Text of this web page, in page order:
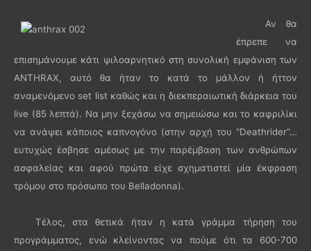
Αν θα
έπρεπε να
επισημάνουμε κάτι ψιλοαρνητικό στη συνολική εμφάνιση των
ANTHRAX, αυτό θα ήταν το κατά το μάλλον ή ήττον
αναμενόμενο set list καθώς και η διεκπεραιωτική διάρκεια του
live (85 λεπτά). Να μην ξεχάσω να σημειώσω και το καφριλίκι
να ανάψει κάποιος καπνογόνο (στην αρχή του “Deathrider”…
ευτυχώς έσβησε αμέσως με την παρέμβαση των ανθρώπων
ασφαλείας και αφού πρώτα είχε σχηματιστεί μία έκφραση
τρόμου στο πρόσωπο του Belladonna).
Τέλος, στα θετικά ήταν η κατά γράμμα τήρηση του
προγράμματος, ενώ κλείνοντας να πούμε ότι τα 600-700